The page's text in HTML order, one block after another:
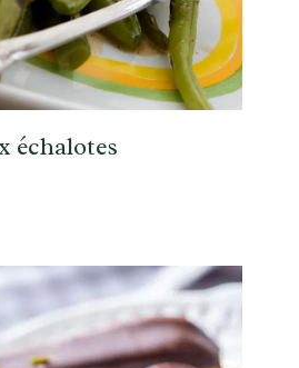
échalotes